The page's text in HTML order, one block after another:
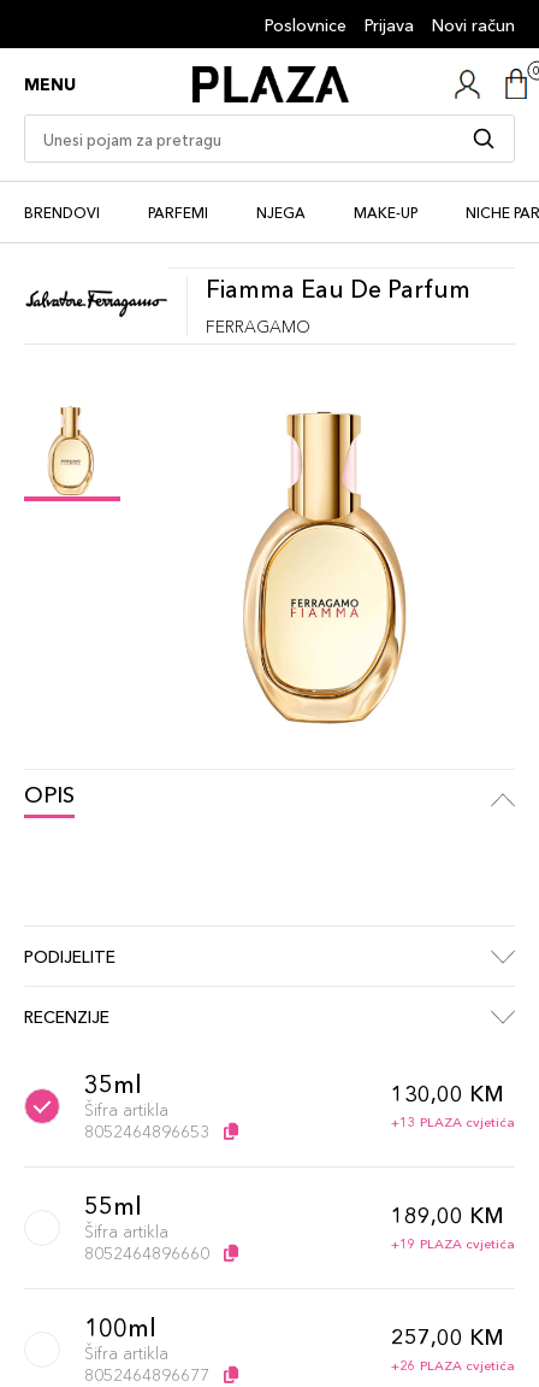
Poslovnice Prijava Novi račun
MENU
BRENDOVI PARFEMI NJEGA MAKE-UP NICHE
Fiamma Eau De Parfum
FERRAGAMO
OPIS
PODIJELITE
RECENZIJE
35ml
Šifra artikla
8052464896653
130,00 KM
+13 PLAZA cvjetića
55ml
Šifra artikla
8052464896660
189,00 KM
+19 PLAZA cvjetića
100ml
Šifra artikla
8052464896677
257,00 KM
+26 PLAZA cvjetića